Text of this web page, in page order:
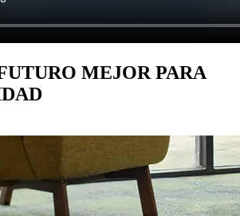
MEJOR PARA